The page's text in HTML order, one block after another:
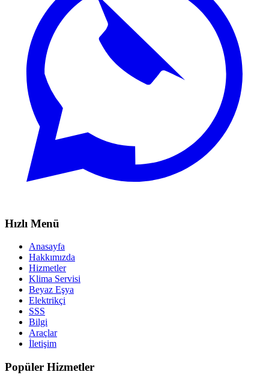
Hızlı Menü
Anasayfa
Hakkımızda
Hizmetler
Klima Servisi
Beyaz Eşya
Elektrikçi
SSS
Bilgi
Araçlar
İletişim
Popüler Hizmetler